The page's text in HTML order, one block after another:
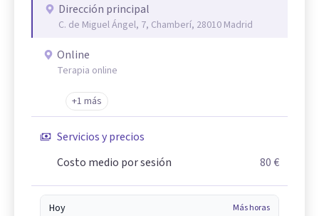
Dirección principal
C. de Miguel Ángel, 7, Chamberí, 28010 Madrid
Online
Terapia online
+1 más
Servicios y precios
Costo medio por sesión
80 €
Hoy Más horas